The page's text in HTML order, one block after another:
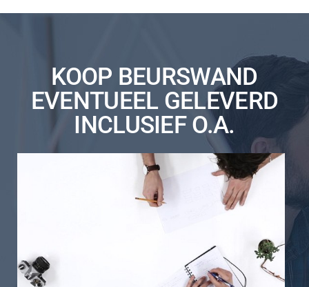
KOOP BEURSWAND
EVENTUEEL GELEVERD
INCLUSIEF O.A.